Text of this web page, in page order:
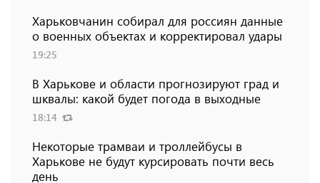
Харьковчанин собирал для россиян данные
о военных объектах и ​​корректировал удары
19:25
В Харькове и области прогнозируют град и
шквалы: какой будет погода в выходные
18:14
Некоторые трамваи и троллейбусы в
Харькове не будут курсировать почти весь
день